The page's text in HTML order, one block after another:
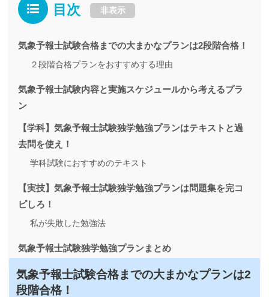
目次 非表示
気象予報士試験合格までの大まかなプランは2段階合格！
２段階合格プランをおすすめする理由
気象予報士試験内容と実施スケジュールから考えるプラ
ン
【学科】気象予報士試験独学勉強プランはテキストと過
去問を使え！
学科試験におすすめのテキスト
【実技】気象予報士試験独学勉強プランは問題集を完コ
ピしろ！
私が失敗した勉強法
気象予報士試験独学勉強プランまとめ
気象予報士試験合格までの大まかなプランは2
段階合格！